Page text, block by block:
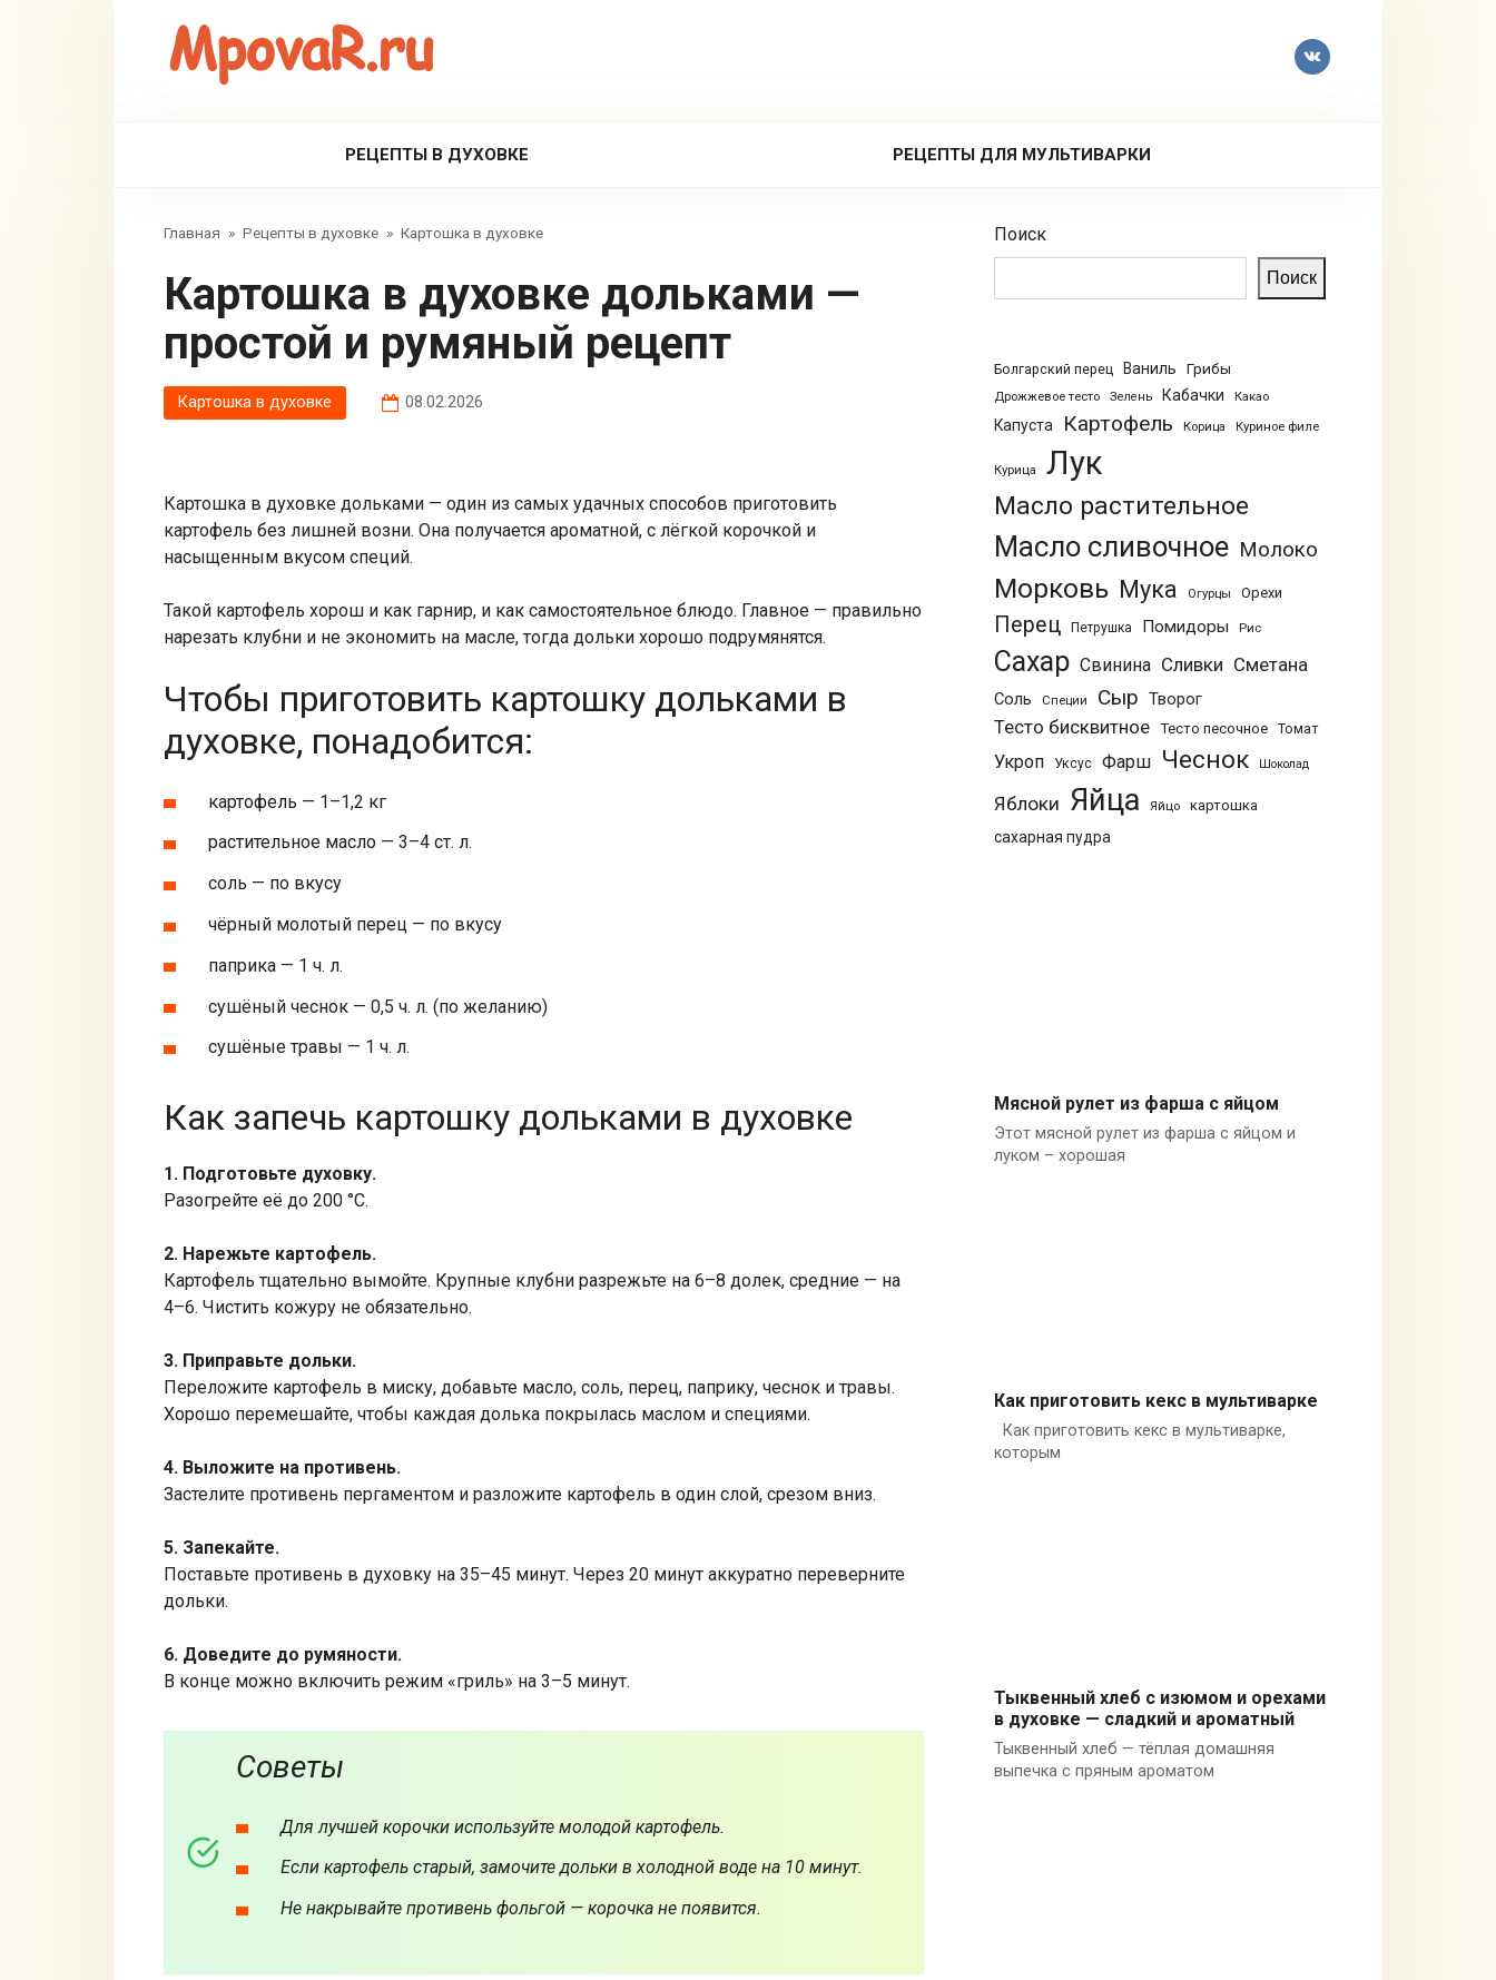
РЕЦЕПТЫ В ДУХОВКЕ РЕЦЕПТЫ ДЛЯ МУЛЬТИВАРКИ
Главная » Рецепты в духовке » Картошка в духовке
Картошка в духовке дольками —
простой и румяный рецепт
Картошка в духовке 08.02.2026
Картошка в духовке дольками — один из самых удачных способов приготовить
картофель без лишней возни. Она получается ароматной, с лёгкой корочкой и
насыщенным вкусом специй.
Такой картофель хорош и как гарнир, и как самостоятельное блюдо. Главное — правильно
нарезать клубни и не экономить на масле, тогда дольки хорошо подрумянятся.
Чтобы приготовить картошку дольками в
духовке, понадобится:
картофель — 1–1,2 кг
растительное масло — 3–4 ст. л.
соль — по вкусу
чёрный молотый перец — по вкусу
паприка — 1 ч. л.
сушёный чеснок — 0,5 ч. л. (по желанию)
сушёные травы — 1 ч. л.
Как запечь картошку дольками в духовке
1. Подготовьте духовку.
Разогрейте её до 200 °C.
2. Нарежьте картофель.
Картофель тщательно вымойте. Крупные клубни разрежьте на 6–8 долек, средние — на
4–6. Чистить кожуру не обязательно.
3. Приправьте дольки.
Переложите картофель в миску, добавьте масло, соль, перец, паприку, чеснок и травы.
Хорошо перемешайте, чтобы каждая долька покрылась маслом и специями.
4. Выложите на противень.
Застелите противень пергаментом и разложите картофель в один слой, срезом вниз.
5. Запекайте.
Поставьте противень в духовку на 35–45 минут. Через 20 минут аккуратно переверните
дольки.
6. Доведите до румяности.
В конце можно включить режим «гриль» на 3–5 минут.
Советы
Для лучшей корочки используйте молодой картофель.
Если картофель старый, замочите дольки в холодной воде на 10 минут.
Не накрывайте противень фольгой — корочка не появится.
Поиск
Поиск
Болгарский перец Ваниль Грибы
Дрожжевое тесто Зелень Кабачки Какао
Капуста Картофель Корица Куриное филе
Курица Лук
Масло растительное
Масло сливочное Молоко
Морковь Мука Огурцы Орехи
Перец Петрушка Помидоры Рис
Сахар Свинина Сливки Сметана
Соль Специи Сыр Творог
Тесто бисквитное Тесто песочное Томат
Укроп Уксус Фарш Чеснок Шоколад
Яблоки Яйца Яйцо картошка
сахарная пудра
Блюда из мяса
Мясной рулет из фарша с яйцом
Этот мясной рулет из фарша с яйцом и
луком – хорошая
Кексы
Как приготовить кекс в мультиварке
Как приготовить кекс в мультиварке,
которым
Кексы в духовке
Тыквенный хлеб с изюмом и орехами
в духовке — сладкий и ароматный
Тыквенный хлеб — тёплая домашняя
выпечка с пряным ароматом